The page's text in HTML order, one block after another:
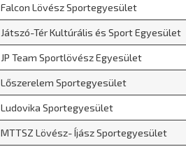
Falcon Lövész Sportegyesület
Játszó-Tér Kultúrális és Sport Egyesület
JP Team Sportlövész Egyesület
Lőszerelem Sportegyesület
Ludovika Sportegyesület
MTTSZ Lövész- Íjász Sportegyesület